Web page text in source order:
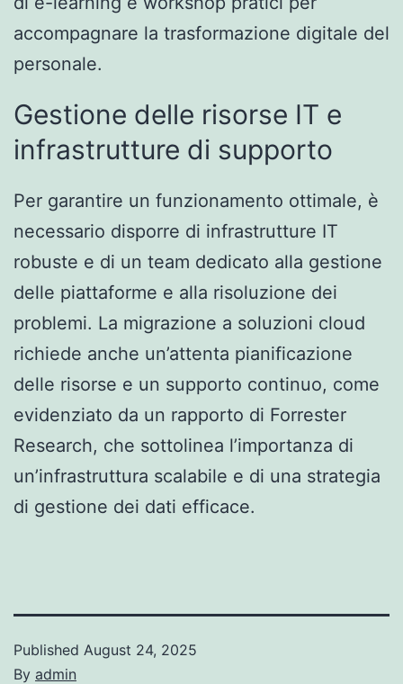
accompagnare la trasformazione digitale del
personale.
Gestione delle risorse IT e
infrastrutture di supporto
Per garantire un funzionamento ottimale, è
necessario disporre di infrastrutture IT
robuste e di un team dedicato alla gestione
delle piattaforme e alla risoluzione dei
problemi. La migrazione a soluzioni cloud
richiede anche un’attenta pianificazione
delle risorse e un supporto continuo, come
evidenziato da un rapporto di Forrester
Research, che sottolinea l’importanza di
un’infrastruttura scalabile e di una strategia
di gestione dei dati efficace.
Published August 24, 2025
By admin